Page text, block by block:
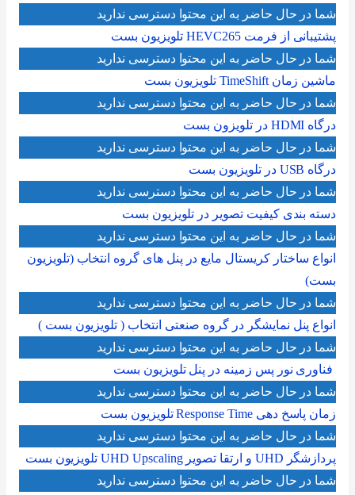
شما در حال حاضر به این محتوا دسترسی ندارید
پشتیبانی از فرمت HEVC265 تلویزیون بست
شما در حال حاضر به این محتوا دسترسی ندارید
ماشین زمان TimeShift تلویزیون بست
شما در حال حاضر به این محتوا دسترسی ندارید
درگاه HDMI در تلویزون بست
شما در حال حاضر به این محتوا دسترسی ندارید
درگاه USB در تلویزیون بست
شما در حال حاضر به این محتوا دسترسی ندارید
دسته بندی کیفیت تصویر در تلویزیون بست
شما در حال حاضر به این محتوا دسترسی ندارید
انواع ساختار کریستال مایع در پنل های گروه انتخاب (تلویزیون
بست)
شما در حال حاضر به این محتوا دسترسی ندارید
انواع پنل نمایشگر در گروه صنعتی انتخاب ( تلویزیون بست )
شما در حال حاضر به این محتوا دسترسی ندارید
فناوری نور پس زمینه در پنل تلویزیون بست
شما در حال حاضر به این محتوا دسترسی ندارید
زمان پاسخ دهی Response Time تلویزیون بست
شما در حال حاضر به این محتوا دسترسی ندارید
پردازشگر UHD و ارتقا تصویر UHD Upscaling تلویزیون بست
شما در حال حاضر به این محتوا دسترسی ندارید